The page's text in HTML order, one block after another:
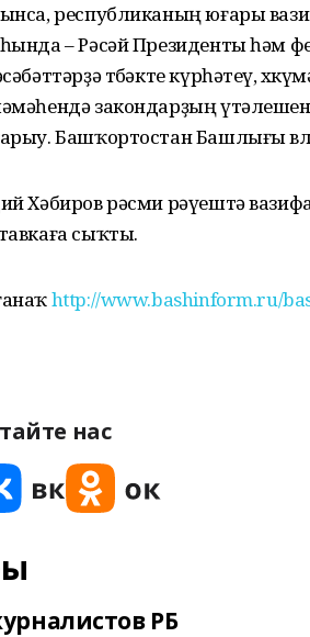
республиканың юғары
– Рәсәй Президенты һәм
төбәкте күрһәтеү,
закондарҙың
Башҡортостан Башлығы
Хәбиров рәсми рәүештә
сыҡты.
http://www.bashinform.ru/
нас
РБ